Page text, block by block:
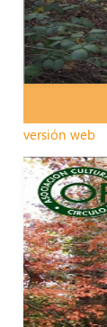
versión web